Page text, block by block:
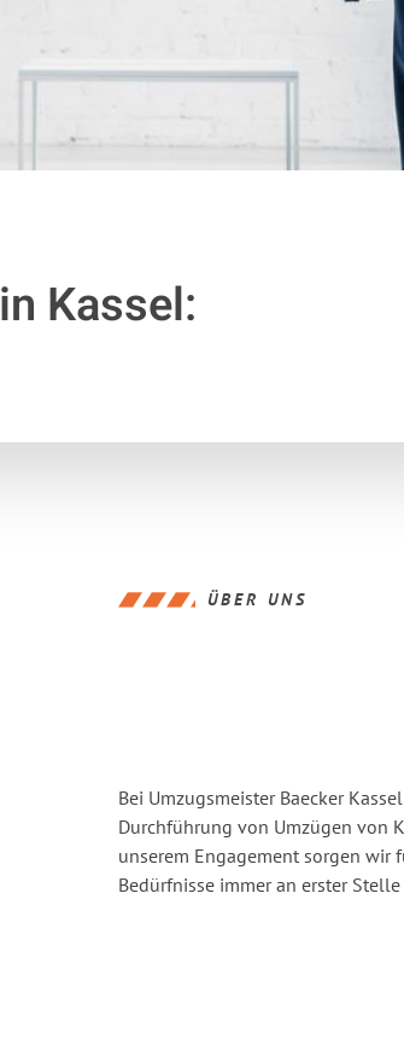
in Kassel:
ÜBER UNS
Bei Umzugsmeister Baecker
Durchführung von Umzügen von
unserem Engagement sorgen wir
Bedürfnisse immer an erster